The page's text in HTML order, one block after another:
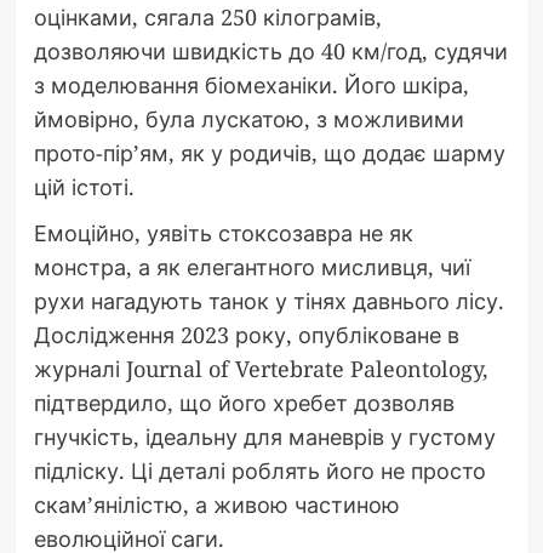
оцінками, сягала 250 кілограмів,
дозволяючи швидкість до 40 км/год, судячи
з моделювання біомеханіки. Його шкіра,
ймовірно, була лускатою, з можливими
прото-пір’ям, як у родичів, що додає шарму
цій істоті.
Емоційно, уявіть стоксозавра не як
монстра, а як елегантного мисливця, чиї
рухи нагадують танок у тінях давнього лісу.
Дослідження 2023 року, опубліковане в
журналі Journal of Vertebrate Paleontology,
підтвердило, що його хребет дозволяв
гнучкість, ідеальну для маневрів у густому
підліску. Ці деталі роблять його не просто
скам’янілістю, а живою частиною
еволюційної саги.